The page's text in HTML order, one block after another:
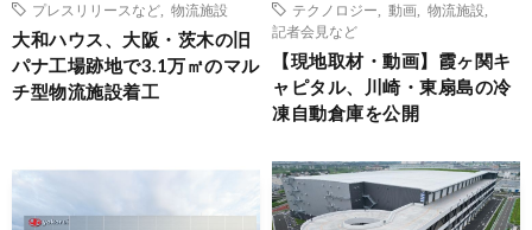
プレスリリースなど
物流施設
大和ハウス、大阪・茨木の旧
パナ工場跡地で3.1万㎡のマル
チ型物流施設着工
テクノロジー
動画 物流施設
記者会見など
【現地取材・動画】霞ヶ関キ
ャピタル、川崎・東扇島の冷
凍自動倉庫を公開